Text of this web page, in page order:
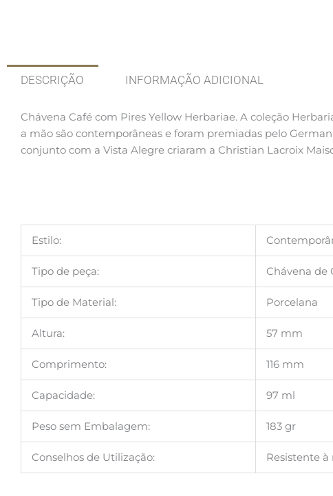
DESCRIÇÃO INFORMAÇÃO ADICIONAL
Chávena Café com Pires Yellow Herbariae. A coleção
a mão são contemporâneas e foram premiadas pelo
conjunto com a Vista Alegre criaram a Christian Lacroix
Estilo:
Tipo de peça: Chávena de
Tipo de Material: Porcelana
Altura: 57 mm
Comprimento: 116 mm
Capacidade: 97 ml
Peso sem Embalagem: 183 gr
Conselhos de Utilização: Resistente